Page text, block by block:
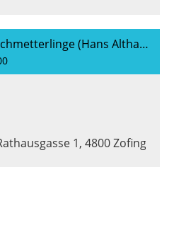
Vortrag: Die Welt der Schmetterlinge (Hans Althaus)
1, 4800 Zofingen